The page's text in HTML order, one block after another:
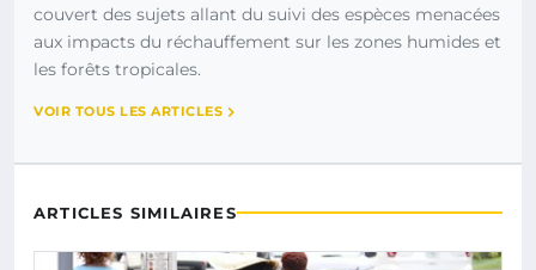
couvert des sujets allant du suivi des espèces menacées
aux impacts du réchauffement sur les zones humides et
les forêts tropicales.
VOIR TOUS LES ARTICLES
ARTICLES SIMILAIRES